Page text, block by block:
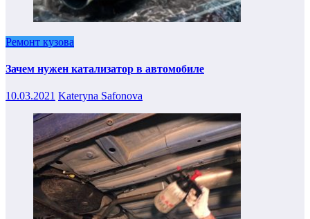
Ремонт кузова
Зачем нужен катализатор в автомобиле
10.03.2021 Kateryna Safonova